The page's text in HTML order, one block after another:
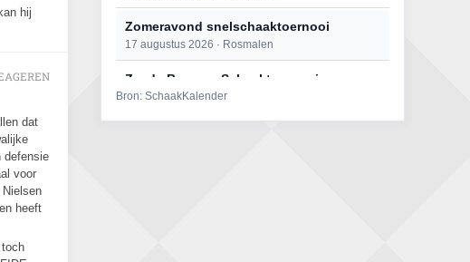
hij
dat
defensie
voor
heeft
toch
Zomeravond snelschaaktoernooi
17 augustus 2026 · Rosmalen
Zesde Bomans Schaaktoernooi
17 augustus 2026 · Haarlem
Bron: SchaakKalender